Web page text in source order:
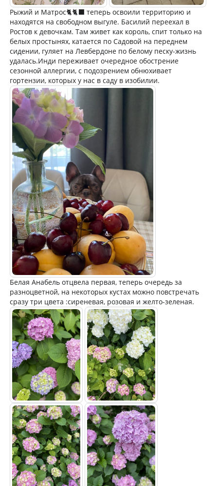
Рыжий и Матрос🐈🐈‍⬛ теперь освоили территорию и
находятся на свободном выгуле. Басилий переехал в
Ростов к девочкам. Там живет как король, спит только на
белых простынях, катается по Садовой на переднем
сидении, гуляет на Левбердоне по белому песку-жизнь
удалась.Инди переживает очередное обострение
сезонной аллергии, с подозрением обнюхивает
гортензии, которых у нас в саду в изобилии.
Белая Анабель отцвела первая, теперь очередь за
разноцветной, на некоторых кустах можно повстречать
сразу три цвета :сиреневая, розовая и желто-зеленая.